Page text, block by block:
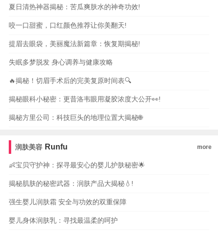
夏日清热神器揭秘：苦瓜爽肤水的神奇功效!
咬一口甜蜜，口红颜色推荐让你美翻天!
提眉去眼袋，美丽魔法新篇章：恢复期揭秘!
失眠多梦脱发 身心调养与健康攻略
🔥揭秘！切眉手术后的完美复原时间表🔍
揭秘眼科小秘密：更昔洛韦眼用凝胶浓度大公开👀!
揭秘方里公司：科技巨头的地理位置大揭秘🌐
润肤美容 Runfu more
👶宝贝守护神：探寻最安心的婴儿护肤秘密🌟
揭秘肌肤的秘密武器：润肤产品大揭秘💧!
强生婴儿润肤霜 安全与功效的双重保障
婴儿身体润肤乳：寻找最温柔的呵护